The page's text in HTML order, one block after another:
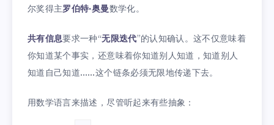
尔奖得主罗伯特·奥曼数学化。
共有信息要求一种“无限迭代”的认知确认。这不仅意味着
你知道某个事实，还意味着你知道别人知道，知道别人
知道自己知道……这个链条必须无限地传递下去。
用数学语言来描述，尽管听起来有些抽象：